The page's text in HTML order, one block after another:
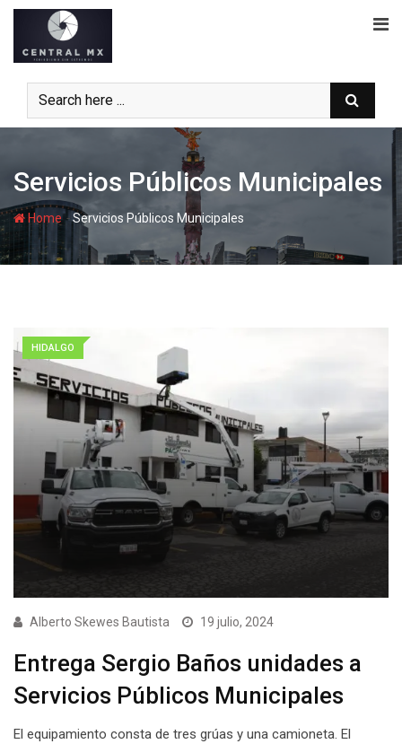
Skip
content
Servicios Públicos Municipales
Home-Servicios Públicos Municipales
HIDALGO
Alberto Skewes Bautista 19 julio, 2024
Entrega Sergio Baños unidades a
Servicios Públicos Municipales
El equipamiento consta de tres grúas y una camioneta. El